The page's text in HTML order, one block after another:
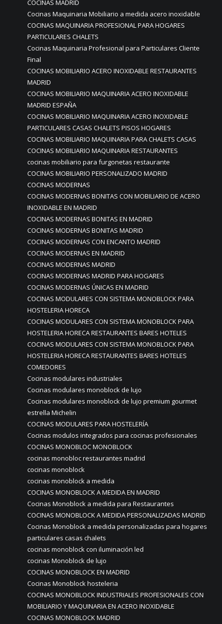
COCINAS MADRID
Cocinas Maquinaria Mobiliario a medida acero inoxidable
COCINAS MAQUINARIA PROFESIONAL PARA HOGARES
PARTICULARES CHALETS
Cocinas Maquinaria Profesional para Particulares Cliente
Final
COCINAS MOBILIARIO ACERO INOXIDABLE RESTAURANTES
MADRID
COCINAS MOBILIARIO MAQUINARIA ACERO INOXIDABLE
MADRID ESPAÑA
COCINAS MOBILIARIO MAQUINARIA ACERO INOXIDABLE
PARTICULARES CASAS CHALETS PISOS HOGARES
COCINAS MOBILIARIO MAQUINARIA PARA CHALETS CASAS
COCINAS MOBILIARIO MAQUINARIA RESTAURANTES
cocinas mobiliario para furgonetas restaurante
COCINAS MOBILIARIO PERSONALIZADO MADRID
COCINAS MODERNAS
COCINAS MODERNAS BONITAS CON MOBILIARIO DE ACERO
INOXIDABLE EN MADRID
COCINAS MODERNAS BONITAS EN MADRID
COCINAS MODERNAS BONITAS MADRID
COCINAS MODERNAS CON ENCANTO MADRID
COCINAS MODERNAS EN MADRID
COCINAS MODERNAS MADRID
COCINAS MODERNAS MADRID PARA HOGARES
COCINAS MODERNAS ÚNICAS EN MADRID
COCINAS MODULARES CON SISTEMA MONOBLOCK PARA
HOSTELERIA HORECA
COCINAS MODULARES CON SISTEMA MONOBLOCK PARA
HOSTELERIA HORECA RESTAURANTES BARES HOTELES
COCINAS MODULARES CON SISTEMA MONOBLOCK PARA
HOSTELERIA HORECA RESTAURANTES BARES HOTELES
COMEDORES
Cocinas modulares industriales
Cocinas modulares monoblock de lujo
Cocinas modulares monoblock de lujo premium gourmet
estrella Michelin
COCINAS MODULARES PARA HOSTELERÍA
Cocinas modulos integrados para cocinas profesionales
COCINAS MONOBLOC MONOBLOCK
cocinas monobloc restaurantes madrid
cocinas monoblock
cocinas monoblock a medida
COCINAS MONOBLOCK A MEDIDA EN MADRID
Cocinas Monoblock a medida para Restaurantes
COCINAS MONOBLOCK A MEDIDA PERSONALIZADAS MADRID
Cocinas Monoblock a medida personalizadas para hogares
particulares casas chalets
cocinas monoblock con iluminación led
cocinas Monoblock de lujo
COCINAS MONOBLOCK EN MADRID
Cocinas Monoblock hosteleria
COCINAS MONOBLOCK INDUSTRIALES PROFESIONALES CON
MOBILIARIO Y MAQUINARIA EN ACERO INOXIDABLE
COCINAS MONOBLOCK MADRID